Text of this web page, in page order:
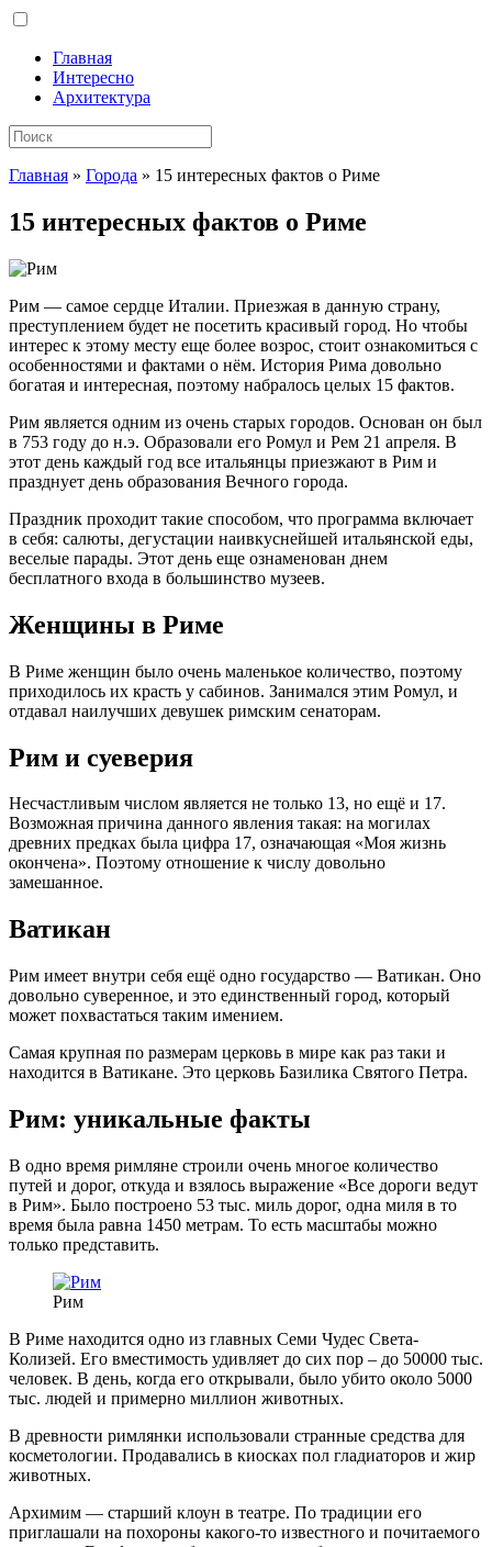
Главная
Интересно
Архитектура
Главная » Города » 15 интересных фактов о Риме
15 интересных фактов о Риме
Рим — самое сердце Италии. Приезжая в данную страну,
преступлением будет не посетить красивый город. Но чтобы
интерес к этому месту еще более возрос, стоит ознакомиться с
особенностями и фактами о нём. История Рима довольно
богатая и интересная, поэтому набралось целых 15 фактов.
Рим является одним из очень старых городов. Основан он был
в 753 году до н.э. Образовали его Ромул и Рем 21 апреля. В
этот день каждый год все итальянцы приезжают в Рим и
празднует день образования Вечного города.
Праздник проходит такие способом, что программа включает
в себя: салюты, дегустации наивкуснейшей итальянской еды,
веселые парады. Этот день еще ознаменован днем
бесплатного входа в большинство музеев.
Женщины в Риме
В Риме женщин было очень маленькое количество, поэтому
приходилось их красть у сабинов. Занимался этим Ромул, и
отдавал наилучших девушек римским сенаторам.
Рим и суеверия
Несчастливым числом является не только 13, но ещё и 17.
Возможная причина данного явления такая: на могилах
древних предках была цифра 17, означающая «Моя жизнь
окончена». Поэтому отношение к числу довольно
замешанное.
Ватикан
Рим имеет внутри себя ещё одно государство — Ватикан. Оно
довольно суверенное, и это единственный город, который
может похвастаться таким имением.
Самая крупная по размерам церковь в мире как раз таки и
находится в Ватикане. Это церковь Базилика Святого Петра.
Рим: уникальные факты
В одно время римляне строили очень многое количество
путей и дорог, откуда и взялось выражение «Все дороги ведут
в Рим». Было построено 53 тыс. миль дорог, одна миля в то
время была равна 1450 метрам. То есть масштабы можно
только представить.
Рим
В Риме находится одно из главных Семи Чудес Света-
Колизей. Его вместимость удивляет до сих пор – до 50000 тыс.
человек. В день, когда его открывали, было убито около 5000
тыс. людей и примерно миллион животных.
В древности римлянки использовали странные средства для
косметологии. Продавались в киосках пол гладиаторов и жир
животных.
Архимим — старший клоун в театре. По традиции его
приглашали на похороны какого-то известного и почитаемого